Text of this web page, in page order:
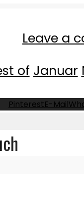
Leave a
of Januar
PinterestE-Mail